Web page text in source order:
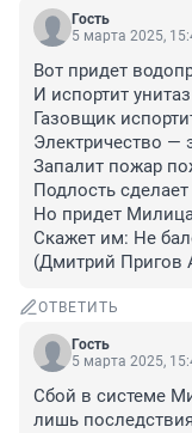
Гость
5 марта 2025,
Вот придет
И испортит унитаз
Газовщик
Электричество —
Запалит пожар
Подлость сделает
Но придет
Скажет им: Не
(Дмитрий Пригов
ОТВЕТИТЬ
Гость
5 марта 2025,
Сбой в системе
лишь